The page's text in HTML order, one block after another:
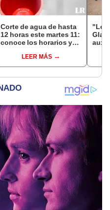
Corte de agua de hasta
12 horas este martes 11:
conoce los horarios y
Miraflores, SJL, Los
Olivos y más
LEER MÁS
"Lo